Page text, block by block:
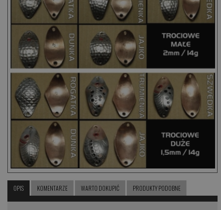
OPIS KOMENTARZE WARTO DOKUPIĆ PRODUKTY PODOBNE